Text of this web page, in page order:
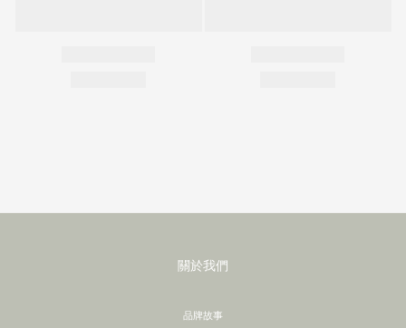
關於我們
品牌故事